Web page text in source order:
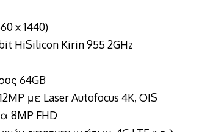
x 1440)
HiSilicon Kirin 955 2GHz
64GB
με Laser Autofocus 4K, OIS
8MP FHD